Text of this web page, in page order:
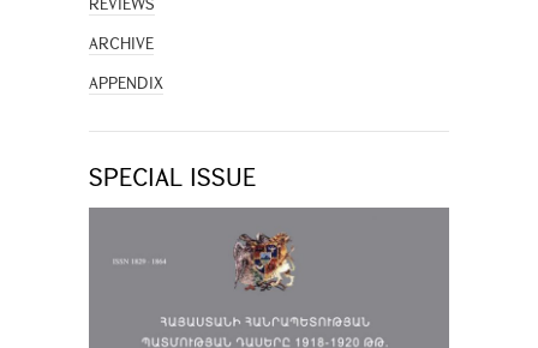
ARCHIVE
APPENDIX
SPECIAL ISSUE